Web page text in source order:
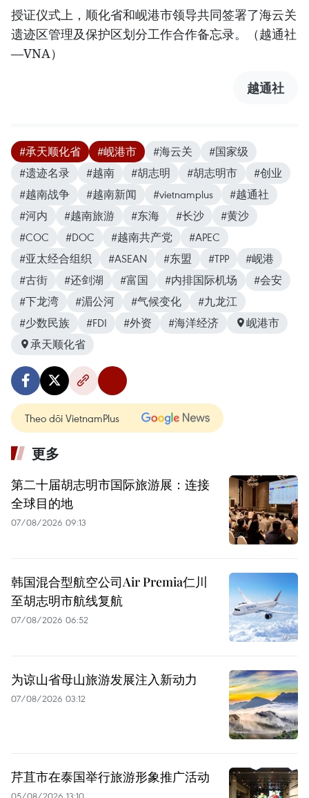
授证仪式上，顺化省和岘港市领导共同签署了海云关
遗迹区管理及保护区划分工作合作备忘录。（越通社
—VNA）
越通社
#承天顺化省 #岘港市 #海云关
#国家级
#遗迹名录
#越南 #胡志明 #胡志明市
#创业
#越南战争
#越南新闻 #vietnamplus
#越通社
#河内
#越南旅游 #东海 #长沙
#黄沙
#COC
#DOC #越南共产党
#APEC
#亚太经合组织
#ASEAN #东盟 #TPP
#岘港
#古街
#还剑湖 #富国 #内排国际机场
#会安
#下龙湾
#湄公河 #气候变化
#九龙江
#少数民族
#FDI #外资 #海洋经济
岘港市
承天顺化省
Theo dõi VietnamPlus
更多
第二十届胡志明市国际旅游展：连接
全球目的地
07/08/2026 09:13
韩国混合型航空公司Air Premia仁川
至胡志明市航线复航
07/08/2026 06:52
为谅山省母山旅游发展注入新动力
07/08/2026 03:12
芹苴市在泰国举行旅游形象推广活动